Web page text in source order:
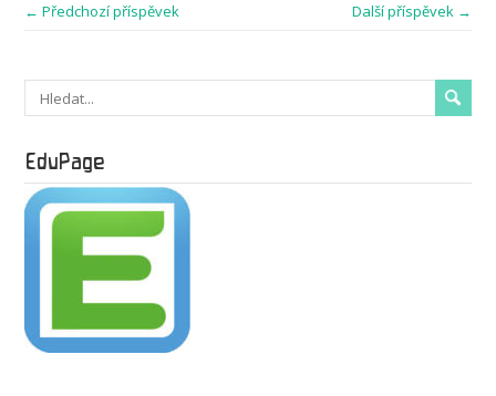
← Předchozí příspěvek Další příspěvek →
EduPage